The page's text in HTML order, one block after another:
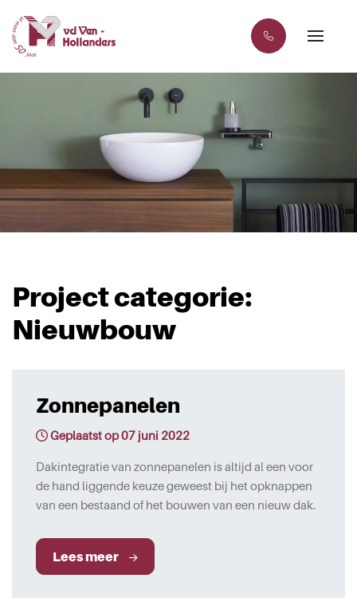
Project categorie:
Nieuwbouw
Zonnepanelen
Geplaatst op 07 juni 2022
Dakintegratie van zonnepanelen is altijd al een voor
de hand liggende keuze geweest bij het opknappen
van een bestaand of het bouwen van een nieuw dak.
Lees meer